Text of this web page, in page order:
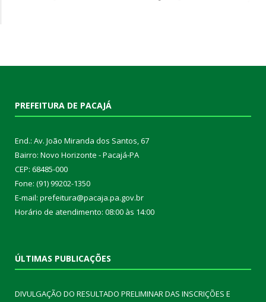
PREFEITURA DE PACAJÁ
End.: Av. João Miranda dos Santos, 67
Bairro: Novo Horizonte - Pacajá-PA
CEP: 68485-000
Fone: (91) 99202-1350
E-mail: prefeitura@pacaja.pa.gov.br
Horário de atendimento: 08:00 às 14:00
ÚLTIMAS PUBLICAÇÕES
DIVULGAÇÃO DO RESULTADO PRELIMINAR DAS INSCRIÇÕES E